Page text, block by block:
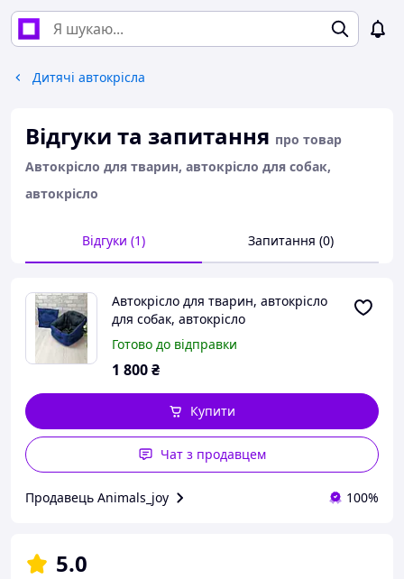
Дитячі автокрісла
Відгуки та запитання про товар
Автокрісло для тварин, автокрісло для собак,
автокрісло
Відгуки (1) Запитання (0)
Автокрісло для тварин, автокрісло
для собак, автокрісло
Готово до відправки
1 800₴
Купити
Чат з продавцем
Продавець Animals_joy 100%
5.0